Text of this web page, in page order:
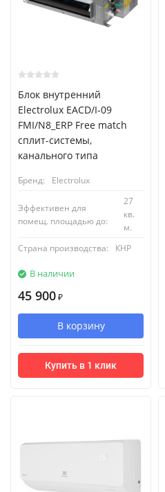
Блок внутренний
Electrolux EACD/I-09
FMI/N8_ERP Free match
сплит-системы,
канального типа
Бренд: Electrolux
Эффективен для
помещ. площадью до:
27
кв.
м.
Страна производства:
КНР
В наличии
45 900 ₽
В корзину
Купить в 1 клик